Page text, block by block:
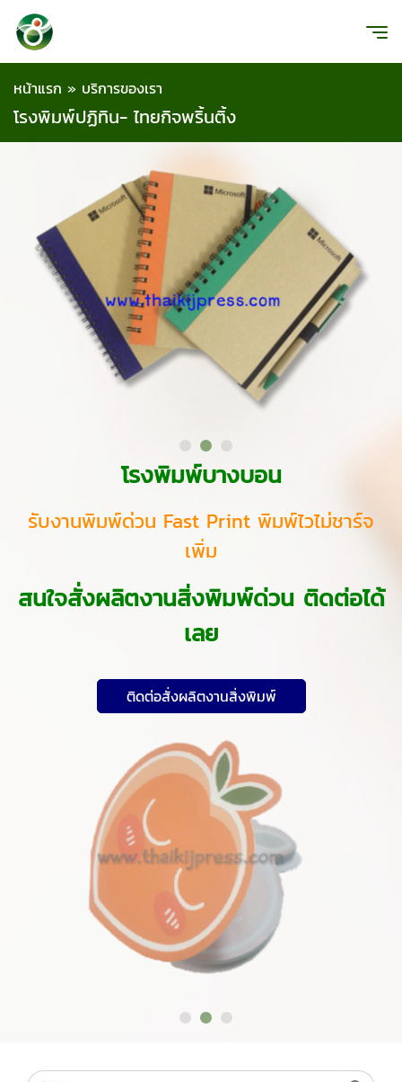
หน้าแรก » บริการของเรา
โรงพิมพ์ปฏิทิน- ไทยกิจพริ้นติ้ง
โรงพิมพ์บางบอน
รับงานพิมพ์ด่วน Fast Print พิมพ์ไวไม่ชาร์จ
เพิ่ม
สนใจสั่งผลิตงานสิ่งพิมพ์ด่วน ติดต่อได้
เลย
ติดต่อสั่งผลิตงานสิ่งพิมพ์